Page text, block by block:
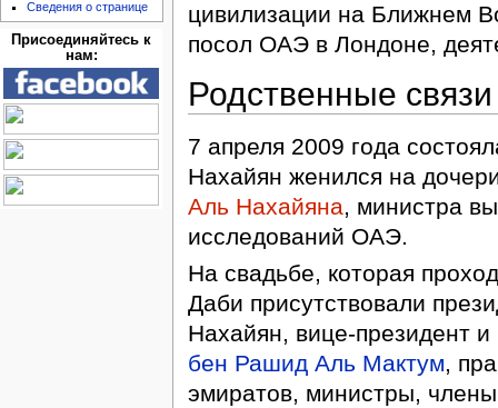
цивилизации на Ближнем
посол ОАЭ в Лондоне,
Родственные связи
7 апреля 2009 года
Нахайян женился на
Аль Нахайяна, министра
исследований ОАЭ.
На свадьбе, которая
Даби присутствовали
Нахайян, вице-президент
бен Рашид Аль Мактум,
эмиратов, министры,
Сведения о странице
Присоединяйтесь к
нам: